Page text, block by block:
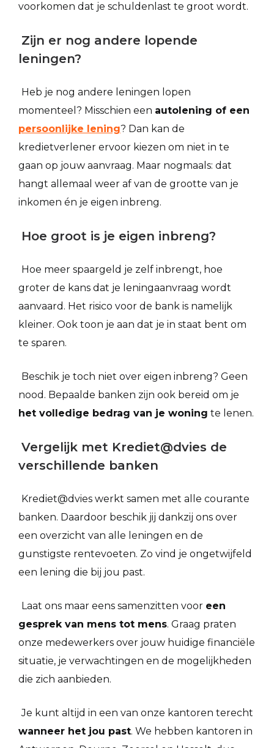
voorkomen dat je schuldenlast te groot wordt.
Zijn er nog andere lopende
leningen?
Heb je nog andere leningen lopen
momenteel? Misschien een autolening of een
persoonlijke lening? Dan kan de
kredietverlener ervoor kiezen om niet in te
gaan op jouw aanvraag. Maar nogmaals: dat
hangt allemaal weer af van de grootte van je
inkomen én je eigen inbreng.
Hoe groot is je eigen inbreng?
Hoe meer spaargeld je zelf inbrengt, hoe
groter de kans dat je leningaanvraag wordt
aanvaard. Het risico voor de bank is namelijk
kleiner. Ook toon je aan dat je in staat bent om
te sparen.
Beschik je toch niet over eigen inbreng? Geen
nood. Bepaalde banken zijn ook bereid om je
het volledige bedrag van je woning te lenen.
Vergelijk met Krediet@dvies de
verschillende banken
Krediet@dvies werkt samen met alle courante
banken. Daardoor beschik jij dankzij ons over
een overzicht van alle leningen en de
gunstigste rentevoeten. Zo vind je ongetwijfeld
een lening die bij jou past.
Laat ons maar eens samenzitten voor een
gesprek van mens tot mens. Graag praten
onze medewerkers over jouw huidige financiële
situatie, je verwachtingen en de mogelijkheden
die zich aanbieden.
Je kunt altijd in een van onze kantoren terecht
wanneer het jou past. We hebben kantoren in